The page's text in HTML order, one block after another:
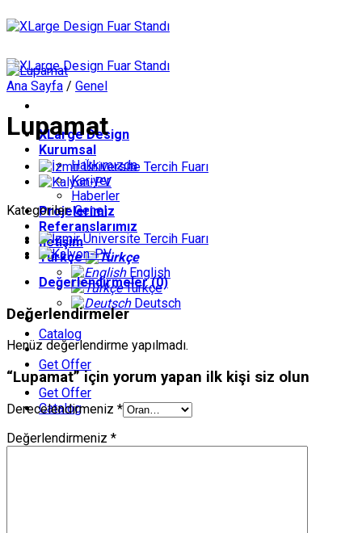
atla
XLarge Design
Kurumsal
Hakkımızda
Kariyer
Haberler
Projelerimiz
Referanslarımız
İletişim
Türkçe
English
Türkçe
Deutsch
Catalog
Get Offer
Get Offer
Catalog
Ana Sayfa / Genel
Lupamat
Kategoriler:Genel
Değerlendirmeler (0)
Değerlendirmeler
Henüz değerlendirme yapılmadı.
“Lupamat” için yorum yapan ilk kişi siz olun
Derecelendirmeniz *
Değerlendirmeniz *